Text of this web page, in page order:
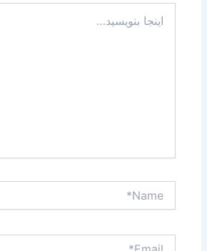
اینجا
بنویسید…
Name*
Email*